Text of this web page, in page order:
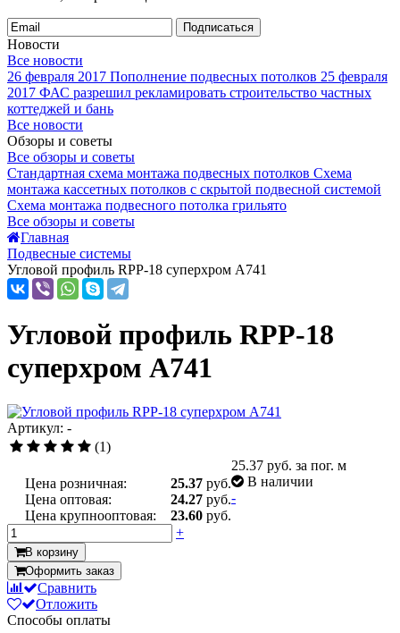
Подписаться
Новости
Все новости
26 февраля 2017 Пополнение подвесных потолков 25 февраля
2017 ФАС разрешил рекламировать строительство частных
коттеджей и бань
Все новости
Обзоры и советы
Все обзоры и советы
Стандартная схема монтажа подвесных потолков Схема
монтажа кассетных потолков с скрытой подвесной системой
Схема монтажа подвесного потолка грильято
Все обзоры и советы
Главная
Подвесные системы
Угловой профиль RPP-18 суперхром А741
Угловой профиль RPP-18
суперхром А741
Артикул: -
(1)
Цена розничная: 25.37 руб.
Цена оптовая:
24.27 руб.
Цена крупнооптовая:
23.60 руб.
25.37 руб. за пог. м
В наличии
-
+
В корзину
Оформить заказ
Сравнить
Отложить
Способы оплаты